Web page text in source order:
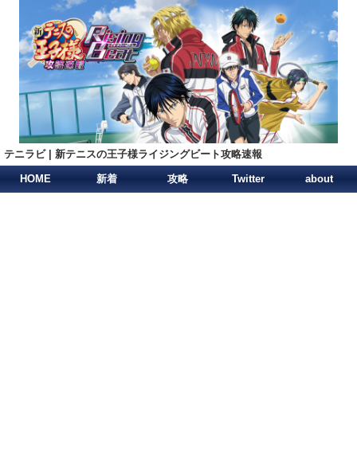
テニラビ | 新テニスの王子様ライジングビート攻略速報
HOME 新着 攻略 Twitter about